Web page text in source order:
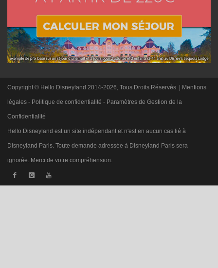
Copyright © Hello Disneyland 2014-2026, Tous Droits Réservés. | Mentions
légales - Politique de confidentialité - Paramètres de Gestion de la
Confidentialité
Hello Disneyland est un site indépendant et n'est en aucun cas lié à
Disneyland Paris. Toute demande adressée à Disneyland Paris sera
ignorée. Merci de votre compréhension.